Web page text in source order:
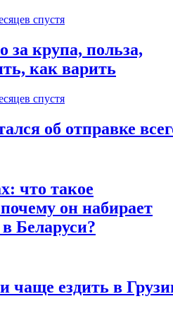
спустя
за крупа, польза,
как варить
спустя
об отправке
что такое
он набирает
Беларуси?
чаще ездить в